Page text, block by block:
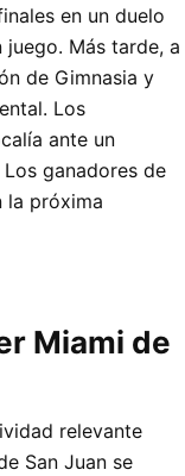
en un duelo
Más tarde, a
de Gimnasia y
Los
ante un
ganadores de
la próxima
Miami de
relevante
San Juan se